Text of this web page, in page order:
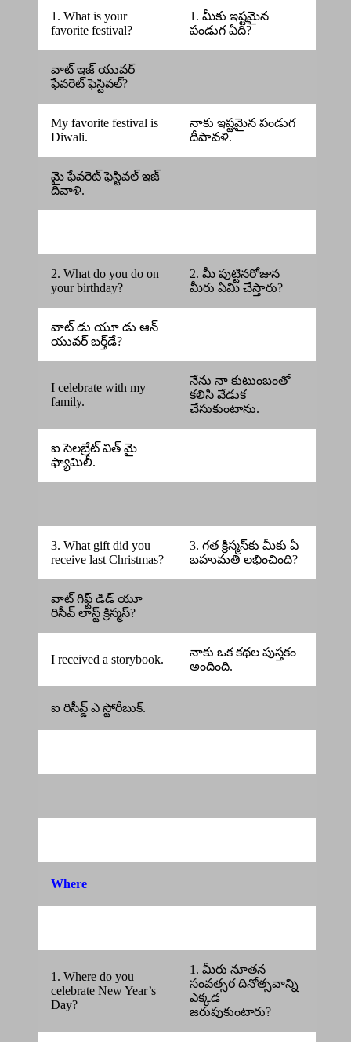
1. What is your
favorite festival?
1. మీకు ఇష్టమైన
పండుగ ఏది?
వాట్ ఇజ్ యువర్
ఫేవరెట్ ఫెస్టివల్?
My favorite festival is
Diwali.
నాకు ఇష్టమైన పండుగ
దీపావళి.
మై ఫేవరెట్ ఫెస్టివల్ ఇజ్
దివాళి.
2. What do you do on
your birthday?
2. మీ పుట్టినరోజున
మీరు ఏమి చేస్తారు?
వాట్ డు యూ డు ఆన్
యువర్ బర్త్‌డే?
I celebrate with my
family.
నేను నా కుటుంబంతో
కలిసి వేడుక
చేసుకుంటాను.
ఐ సెలబ్రేట్ విత్ మై
ఫ్యామిలీ.
3. What gift did you
receive last Christmas?
3. గత క్రిస్మస్‌కు మీకు ఏ
బహుమతి లభించింది?
వాట్ గిఫ్ట్ డిడ్ యూ
రిసీవ్ లాస్ట్ క్రిస్మస్?
I received a storybook.
నాకు ఒక కథల పుస్తకం
అందింది.
ఐ రిసీవ్డ్ ఎ స్టోరీబుక్.
Where
1. Where do you
celebrate New Year’s
Day?
1. మీరు నూతన
సంవత్సర దినోత్సవాన్ని
ఎక్కడ
జరుపుకుంటారు?